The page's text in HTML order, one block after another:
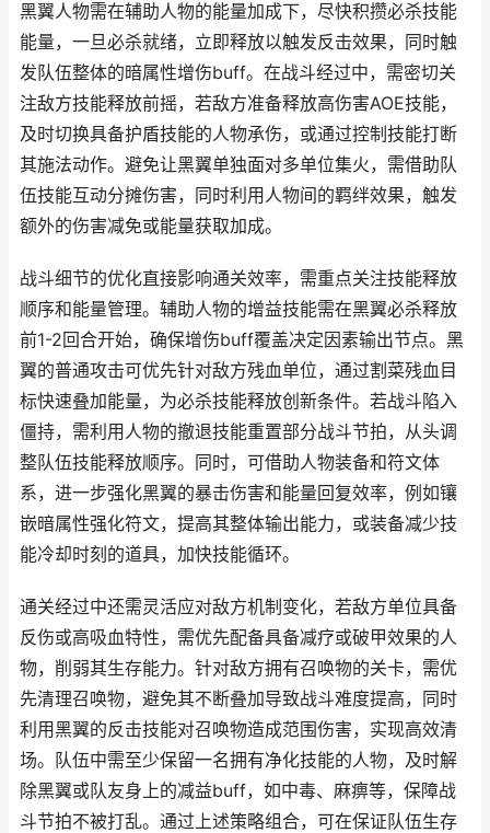
黑翼人物需在辅助人物的能量加成下，尽快积攒必杀技能
能量，一旦必杀就绪，立即释放以触发反击效果，同时触
发队伍整体的暗属性增伤buff。在战斗经过中，需密切关
注敌方技能释放前摇，若敌方准备释放高伤害AOE技能，
及时切换具备护盾技能的人物承伤，或通过控制技能打断
其施法动作。避免让黑翼单独面对多单位集火，需借助队
伍技能互动分摊伤害，同时利用人物间的羁绊效果，触发
额外的伤害减免或能量获取加成。
战斗细节的优化直接影响通关效率，需重点关注技能释放
顺序和能量管理。辅助人物的增益技能需在黑翼必杀释放
前1-2回合开始，确保增伤buff覆盖决定因素输出节点。黑
翼的普通攻击可优先针对敌方残血单位，通过割菜残血目
标快速叠加能量，为必杀技能释放创新条件。若战斗陷入
僵持，需利用人物的撤退技能重置部分战斗节拍，从头调
整队伍技能释放顺序。同时，可借助人物装备和符文体
系，进一步强化黑翼的暴击伤害和能量回复效率，例如镶
嵌暗属性强化符文，提高其整体输出能力，或装备减少技
能冷却时刻的道具，加快技能循环。
通关经过中还需灵活应对敌方机制变化，若敌方单位具备
反伤或高吸血特性，需优先配备具备减疗或破甲效果的人
物，削弱其生存能力。针对敌方拥有召唤物的关卡，需优
先清理召唤物，避免其不断叠加导致战斗难度提高，同时
利用黑翼的反击技能对召唤物造成范围伤害，实现高效清
场。队伍中需至少保留一名拥有净化技能的人物，及时解
除黑翼或队友身上的减益buff，如中毒、麻痹等，保障战
斗节拍不被打乱。通过上述策略组合，可在保证队伍生存